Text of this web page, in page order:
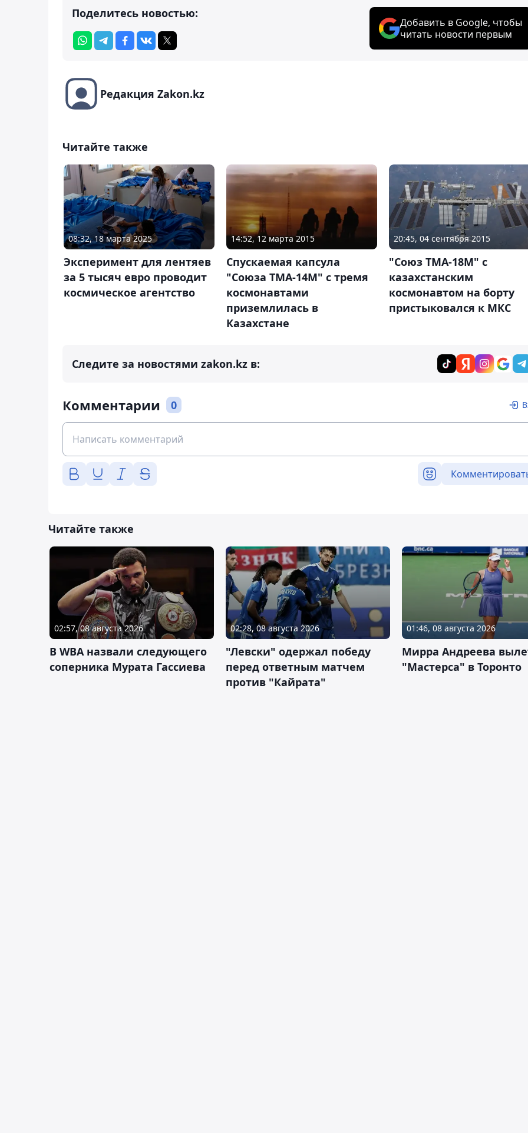
Поделитесь новостью:
Добавить в Google, чтобы
читать новости первым
Редакция Zakon.kz
Читайте также
08:32, 18 марта 2025
Эксперимент для лентяев
за 5 тысяч евро проводит
космическое агентство
14:52, 12 марта 2015
Спускаемая капсула
"Союза ТМА-14М" с тремя
космонавтами
приземлилась в
Казахстане
20:45, 04 сентября 2015
"Союз ТМА-18М" с
казахстанским
космонавтом на борту
пристыковался к МКС
Следите за новостями zakon.kz в:
Комментарии 0
Читайте также
02:57, 08 августа 2026
В WBA назвали следующего
соперника Мурата Гассиева
02:28, 08 августа 2026
"Левски" одержал победу
перед ответным матчем
против "Кайрата"
01:46, 08 августа 2026
Мирра Андреева
"Мастерса" в Торонто